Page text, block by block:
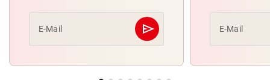
E-Mail send
Abschicken E-Mail